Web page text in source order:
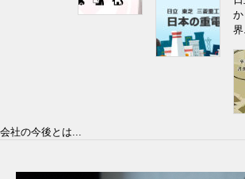
界
会社の今後とは...